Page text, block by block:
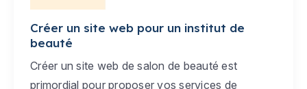
Créer un site web pour un institut de
beauté
Créer un site web de salon de beauté est
primordial pour proposer vos services de